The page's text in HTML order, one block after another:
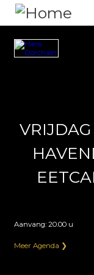
Aanvang: 20.00 u
Meer Agenda ❯